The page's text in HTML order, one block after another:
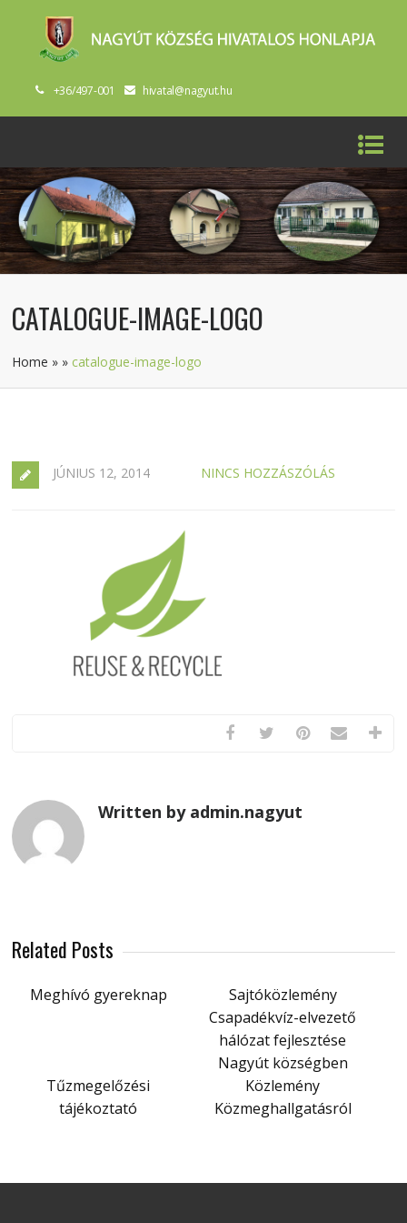
+36/497-001 hivatal@nagyut.hu
CATALOGUE-IMAGE-LOGO
Home » » catalogue-image-logo
JÚNIUS 12, 2014 NINCS HOZZÁSZÓLÁS
Written by admin.nagyut
Related Posts
Meghívó gyereknap
Sajtóközlemény
Csapadékvíz-elvezető
hálózat fejlesztése
Nagyút községben
Tűzmegelőzési
tájékoztató
Közlemény
Közmeghallgatásról